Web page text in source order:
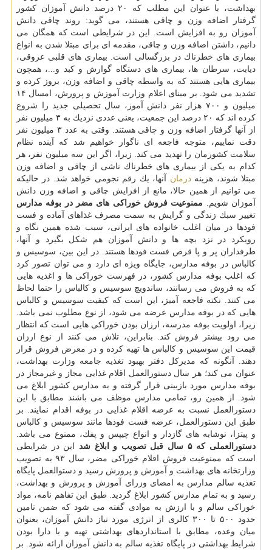
بهداشت، با عنوان این مطلب كه ۲۰ درصد دانش آموزان كشور
گرفتار اضافه وزن و چاقی هستند، می گوید: روند چاقی دانش
آموزان رو به افزایش است. این در شرایطی است كه همگان می
دانیم، داشتن اضافه وزن و چاقی، مقدمه ای برای مبتلا شدن به انواع
بیماری های خطرناك در بزرگسالی است. بیماری های قلبی عروقی،
دیابت، سرطان ها، بیماری های دستگاه گوارش و كبد و...، همچون
بیماری هایی هستند كه به واسطه چاقی و اضافه وزن، بروز كرده و
تشدید می شود. بر مبنای اعلام وزارت آموزش و پرورش، امسال ۱۴
میلیون و ۷۰۰ هزار نفر دانش آموز، سال تحصیلی جدید را شروع
كرده اند كه ۲۰ درصد این جمعیت، یعنی عددی نزدیك به ۳ میلیون نفر
از آنها گرفتار اضافه وزن و چاقی هستند. وقتی به عدد ۳ میلیون نفر
دقت نماییم، متوجه فاجعه ای ناگوار خواهیم شد كه آینده نظام
سلامت كشورمان را تهدید می كند. زیرا، اگر این سه میلیون نفر، هر
كدام به یكی از بیماری های خطرناك ناشی از چاقی و اضافه وزن
مبتلا شوند، هزینهدرمان آنها، یك رقم نجومی خواهد شد. در حالیكه
می توانیم از همین حالا، مانع از افزایش چاقی و اضافه وزن دانش
آموزان شویم. ممنوعیت فروش خوراكی های مضر در بوفه مدارس
تغییر سبك زندگی و گرایش به سمت مصرف غذاهای آماده و فست
فودها در میان اغلب خانواده های ایرانی، سبب شده همین نگاه و
رویكرد در نزد بچه ها و دانش آموزان هم شكل بگیرد و آنها،
طرفداران پر و پا قرص فست فودها هستند. در این بین، سوسیس و
كالباس در بوفه مدارس، جایگاه ویژه ای دارد و می توان تصور كرد
كه اغلب بوفه مدارس كشور، در فهرست خوراكی ها و اغذیه هایی
كه به فروش می رسانند، ساندویچ سوسیس و كالباس را حتما لحاظ
می كنند. نكته فاجعه آمیز، این است كه كیفیت سوسیس و كالباس
هایی كه در بوفه مدارس عرضه می شود، از نوع مطلوب نمی باشد.
زیرا، اولویت بوفه مدرسه، ارزان بودن خوراكی هایی است كه انتظار
می رود بیشتر فروش كند. بنابراین، تلاش می كنند از نوع ارزان
قیمت این سوسیس و كالباس ها تهیه كرده و در معرض فروش قرار
دهند. آنگونه كه مدیركل دفتر بهبود تغذیه جامعه وزارت بهداشت،
عنوان می كند؛ هر سال دستورالعمل اقلام غذایی مجاز و غیرمجاز در
بوفه مدارس مورد بازبینی قرار گرفته و به مدارس كشور ابلاغ می
شود. از همین رو، تمامی مدارس موظف می باشند مطابق با این
دستورالعمل نسبت به عرضه اقلام غذایی در بوفه اقدام نمایند. بر
طبق این دستورالعمل، عرضه فست فودها مانند سوسیس و كالباس
و پیتزا، نوشابه های گازدار و انواع چیپس و پفك، ممنوع می باشد.
دستورالعملی كه ۵ سال قبل تصویب و ابلاغ شد
این در شرایطی
است كه ممنوعیت فروش اقلام خوراكی مضر، سال ۹۳ به تصویب
وزارتخانه های بهداشت و آموزش و پرورش رسید و دستوالعمل پایگاه
تغذیه سالم مدارس به امضای وزرای آموزش و پرورش و بهداشت،
رسید و به تمام مدارس كشور ابلاغ گردید. طبق این تفاهم نامه، مواد
خوراكی سالم و با ارزش به موادی گفته می شود كه ضمن تامین
حدود ۵۰۰ تا ۳۰۰ كالری از انرژی مورد نیاز دانش آموزان، بعنوان
میان وعده، مطابق با استانداردهای بهداشتی تهیه و با دارا بودن
شرایط بهداشتی در پایگاه تغذیه سالم به دانش آموزان ارائه شود. بر